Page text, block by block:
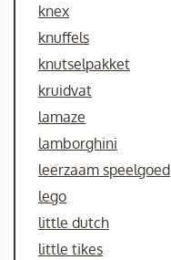
knex
knuffels
knutselpakket
kruidvat
lamaze
lamborghini
leerzaam speelgoed
lego
little dutch
little tikes